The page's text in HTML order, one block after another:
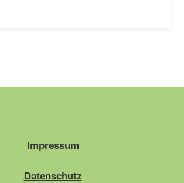
Impressum
Datenschutz